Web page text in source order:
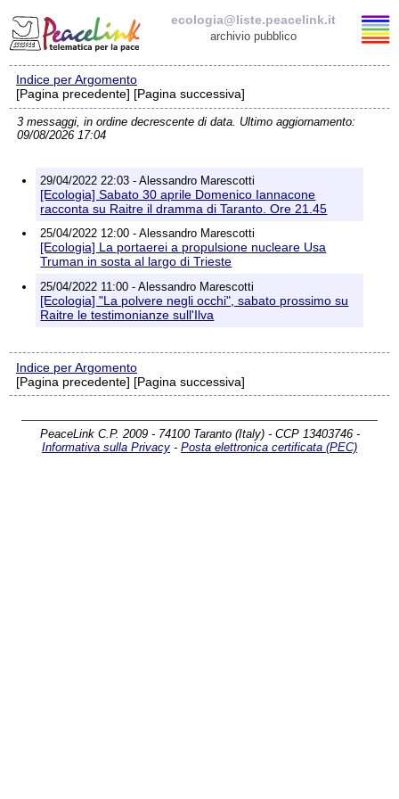
ecologia@liste.peacelink.it
archivio pubblico
Elenco delle liste
ecologia@liste.peacelink.it
Policy delle liste di PeaceLink
Informativa sulla privacy
Richieste di rimozione
Indice per Argomento
[Pagina precedente] [Pagina successiva]
3 messaggi, in ordine decrescente di data. Ultimo aggiornamento:
09/08/2026 17:04
29/04/2022 22:03 - Alessandro Marescotti
[Ecologia] Sabato 30 aprile Domenico Iannacone
racconta su Raitre il dramma di Taranto. Ore 21.45
25/04/2022 12:00 - Alessandro Marescotti
[Ecologia] La portaerei a propulsione nucleare Usa
Truman in sosta al largo di Trieste
25/04/2022 11:00 - Alessandro Marescotti
[Ecologia] "La polvere negli occhi", sabato prossimo su
Raitre le testimonianze sull'Ilva
Indice per Argomento
[Pagina precedente] [Pagina successiva]
PeaceLink C.P. 2009 - 74100 Taranto (Italy) - CCP 13403746 -
Informativa sulla Privacy - Posta elettronica certificata (PEC)